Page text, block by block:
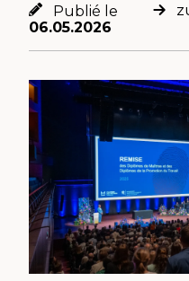
Publié le
06.05.2026